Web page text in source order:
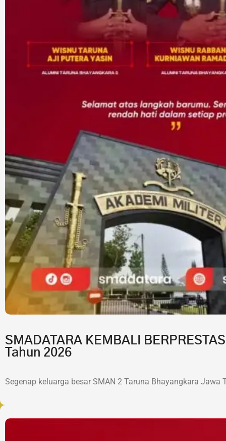
SMADATARA KEMBALI
Tahun 2026
Segenap keluarga besar SMAN 2 Taruna Bhayangkara Jawa